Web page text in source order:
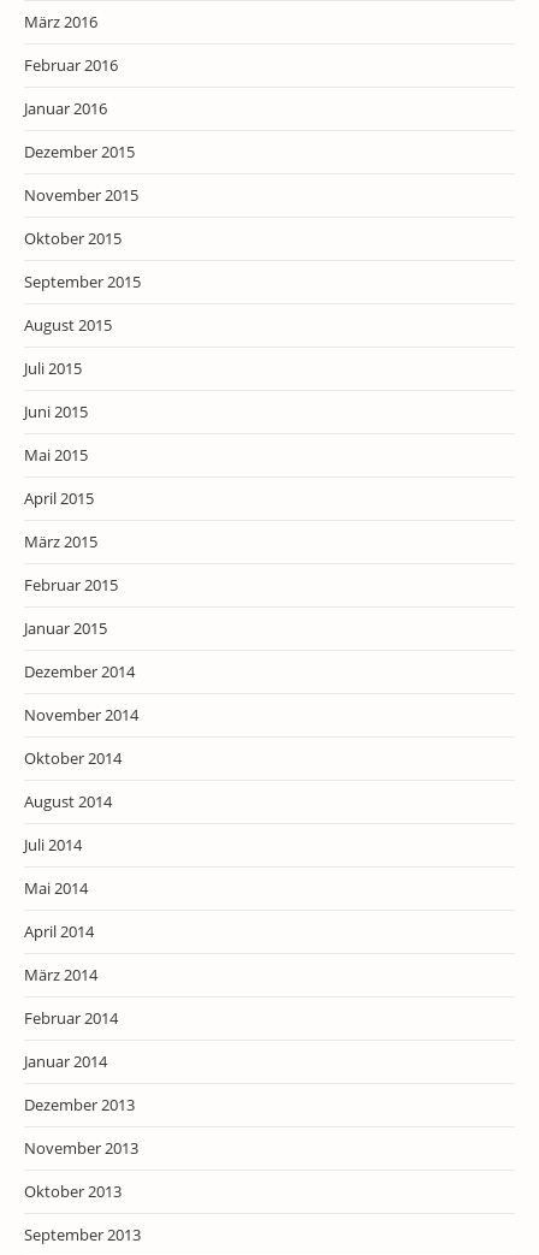
März 2016
Februar 2016
Januar 2016
Dezember 2015
November 2015
Oktober 2015
September 2015
August 2015
Juli 2015
Juni 2015
Mai 2015
April 2015
März 2015
Februar 2015
Januar 2015
Dezember 2014
November 2014
Oktober 2014
August 2014
Juli 2014
Mai 2014
April 2014
März 2014
Februar 2014
Januar 2014
Dezember 2013
November 2013
Oktober 2013
September 2013